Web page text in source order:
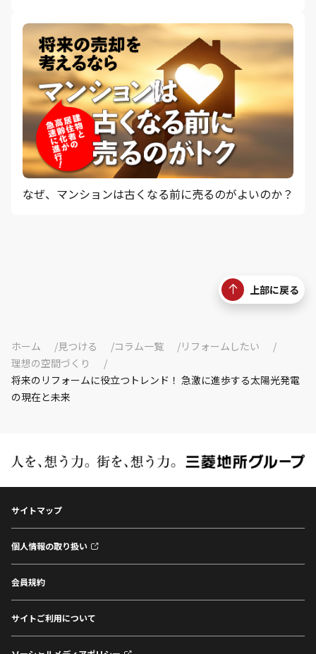
なぜ、マンションは古くなる前に売るのがよいのか？
上部に戻る
ホーム 見つける コラム一覧
リフォームしたい
理想の空間づくり
将来のリフォームに役立つトレンド！ 急激に進歩する太陽光発電
の現在と未来
サイトマップ
個人情報の取り扱い
会員規約
サイトご利用について